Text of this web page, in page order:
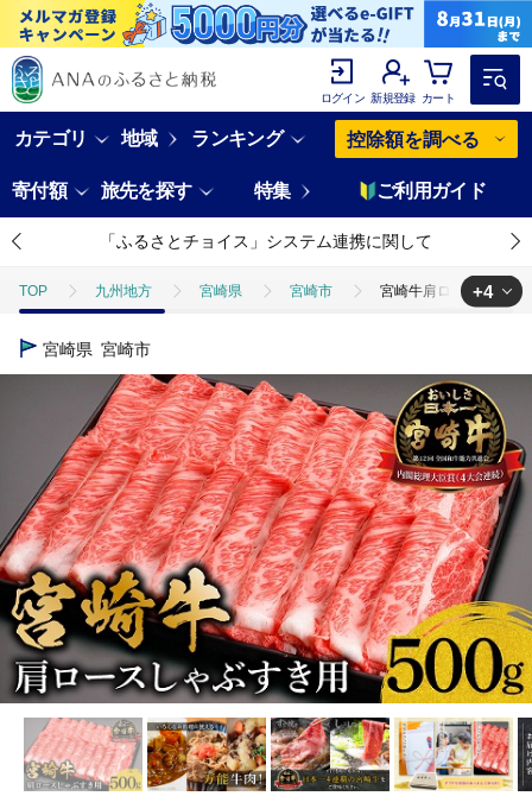
ログイン 新規登録 カート
カテゴリ 地域 ランキング 控除額を調べる
寄付額 旅先を探す 特集 ご利用ガイド
「ふるさとチョイス」システム連携に関して
TOP 九州地方 宮崎県 宮崎市 宮崎牛肩ロースしゃぶ
TOP
牛肉 宮崎牛 宮崎牛肩ロースしゃぶすき用
肉 牛肉 すき焼き(牛肉) 宮崎牛肩ロースしゃぶ
肉 牛肉 しゃぶしゃぶ(牛肉) 宮崎牛肩ロースし
+4
宮崎県 宮崎市